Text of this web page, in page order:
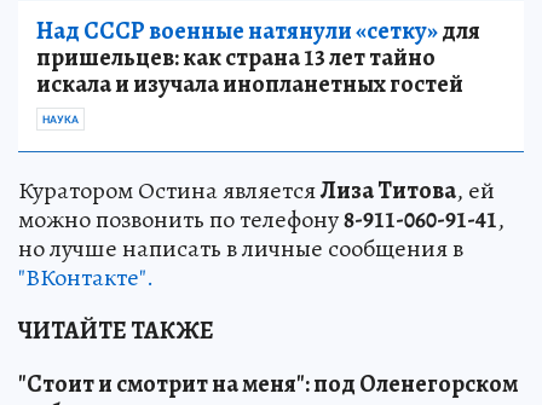
Над СССР военные натянули «сетку»для
пришельцев: как страна 13 лет тайно
искала и изучала инопланетных гостей
НАУКА
Куратором Остина являетсяЛиза Титова, ей
можно позвонить по телефону8-911-060-91-41,
но лучше написать в личные сообщения в
"ВКонтакте".
ЧИТАЙТЕ ТАКЖЕ
"Стоит и смотрит на меня": под Оленегорском